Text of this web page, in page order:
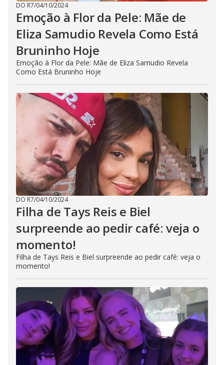
DO R7/04/10/2024
Emoção à Flor da Pele: Mãe de
Eliza Samudio Revela Como Está
Bruninho Hoje
Emoção à Flor da Pele: Mãe de Eliza Samudio Revela
Como Está Bruninho Hoje
DO R7/04/10/2024
Filha de Tays Reis e Biel
surpreende ao pedir café: veja o
momento!
Filha de Tays Reis e Biel surpreende ao pedir café: veja o
momento!